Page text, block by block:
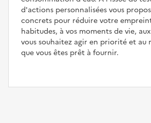
d'actions personnalisées vous
concrets pour réduire votre
habitudes, à vos moments de vie,
vous souhaitez agir en priorité et au
que vous êtes prêt à fournir.